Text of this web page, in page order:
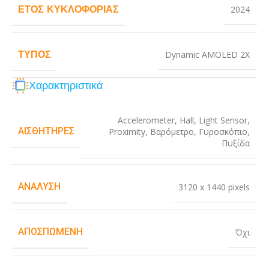
ΈΤΟΣ ΚΥΚΛΟΦΟΡΊΑΣ 2024
ΤΎΠΟΣ Dynamic AMOLED 2X
Χαρακτηριστικά
ΑΙΣΘΗΤΉΡΕΣ
Accelerometer, Hall, Light Sensor,
Proximity, Βαρόμετρο, Γυροσκόπιο,
Πυξίδα
ΑΝΆΛΥΣΗ 3120 x 1440 pixels
ΑΠΟΣΠΏΜΕΝΗ Όχι